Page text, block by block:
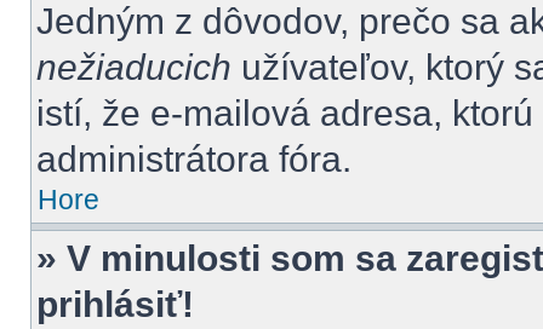
Jedným z dôvodov, prečo sa
nežiaducich užívateľov, ktorý
istí, že e-mailová adresa,
administrátora fóra.
Hore
» V minulosti som sa
prihlásiť!